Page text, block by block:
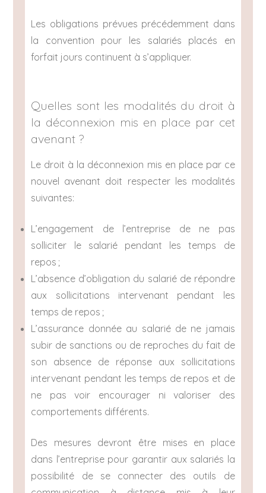
Les obligations prévues précédemment dans
la convention pour les salariés placés en
forfait jours continuent à s’appliquer.
Quelles sont les modalités du droit à
la déconnexion mis en place par cet
avenant ?
Le droit à la déconnexion mis en place par ce
nouvel avenant doit respecter les modalités
suivantes:
L’engagement de l’entreprise de ne pas
solliciter le salarié pendant les temps de
repos ;
L’absence d’obligation du salarié de répondre
aux sollicitations intervenant pendant les
temps de repos ;
L’assurance donnée au salarié de ne jamais
subir de sanctions ou de reproches du fait de
son absence de réponse aux sollicitations
intervenant pendant les temps de repos et de
ne pas voir encourager ni valoriser des
comportements différents.
Des mesures devront être mises en place
dans l’entreprise pour garantir aux salariés la
possibilité de se connecter des outils de